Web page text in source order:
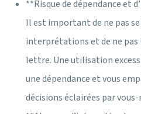
**Risque de dépendance et
Il est important de ne pas
interprétations et de ne pas
lettre. Une utilisation
une dépendance et vous
décisions éclairées par